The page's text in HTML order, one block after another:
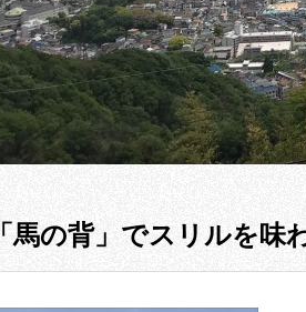
「馬の背」でスリルを